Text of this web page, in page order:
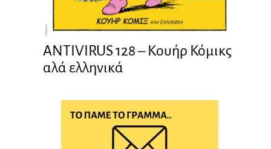
ANTIVIRUS 128 – Kουήρ Κόμικς
αλά ελληνικά